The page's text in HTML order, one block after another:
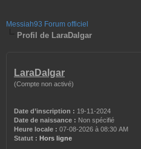
Messiah93 Forum officiel
Profil de LaraDalgar
LaraDalgar
(Compte non activé)
Date d’inscription : 19-11-2024
Date de naissance : Non spécifié
Heure locale : 07-08-2026 à 08:30 AM
Statut : Hors ligne